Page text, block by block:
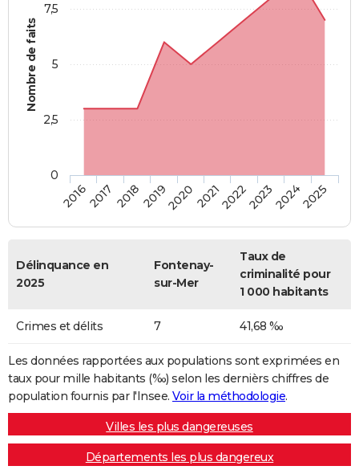
Nombre de faits
20162017 20182019202020212022202320242025
0
2,5
5
7,5
Délinquance en
2025
Fontenay-
sur-Mer
Taux de
criminalité pour
1 000 habitants
Crimes et délits 7 41,68 ‰
Les données rapportées aux populations sont exprimées en
taux pour mille habitants (‰) selon les dernièrs chiffres de
population fournis par l'Insee. Voir la méthodologie.
Villes les plus dangereuses
Départements les plus dangereux